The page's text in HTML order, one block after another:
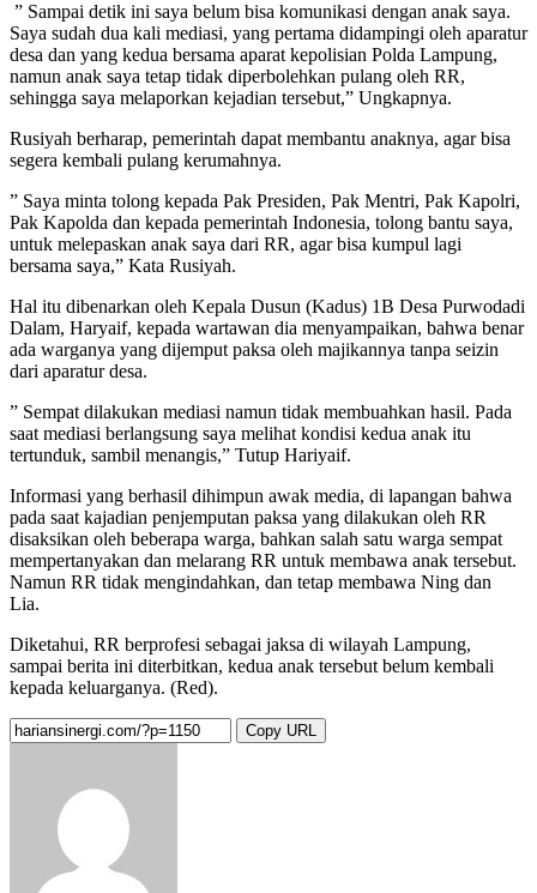
” Sampai detik ini saya belum bisa komunikasi dengan anak saya.
Saya sudah dua kali mediasi, yang pertama didampingi oleh aparatur
desa dan yang kedua bersama aparat kepolisian Polda Lampung,
namun anak saya tetap tidak diperbolehkan pulang oleh RR,
sehingga saya melaporkan kejadian tersebut,” Ungkapnya.
Rusiyah berharap, pemerintah dapat membantu anaknya, agar bisa
segera kembali pulang kerumahnya.
” Saya minta tolong kepada Pak Presiden, Pak Mentri, Pak Kapolri,
Pak Kapolda dan kepada pemerintah Indonesia, tolong bantu saya,
untuk melepaskan anak saya dari RR, agar bisa kumpul lagi
bersama saya,” Kata Rusiyah.
Hal itu dibenarkan oleh Kepala Dusun (Kadus) 1B Desa Purwodadi
Dalam, Haryaif, kepada wartawan dia menyampaikan, bahwa benar
ada warganya yang dijemput paksa oleh majikannya tanpa seizin
dari aparatur desa.
” Sempat dilakukan mediasi namun tidak membuahkan hasil. Pada
saat mediasi berlangsung saya melihat kondisi kedua anak itu
tertunduk, sambil menangis,” Tutup Hariyaif.
Informasi yang berhasil dihimpun awak media, di lapangan bahwa
pada saat kajadian penjemputan paksa yang dilakukan oleh RR
disaksikan oleh beberapa warga, bahkan salah satu warga sempat
mempertanyakan dan melarang RR untuk membawa anak tersebut.
Namun RR tidak mengindahkan, dan tetap membawa Ning dan
Lia.
Diketahui, RR berprofesi sebagai jaksa di wilayah Lampung,
sampai berita ini diterbitkan, kedua anak tersebut belum kembali
kepada keluarganya. (Red).
Copy URL